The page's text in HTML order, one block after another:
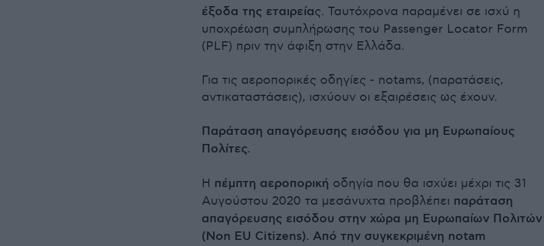
έξοδα της εταιρείας. Ταυτόχρονα παραμένει σε ισχύ η
υποχρέωση συμπλήρωσης του Passenger Locator Form
(PLF) πριν την άφιξη στην Ελλάδα.
Για τις αεροπορικές οδηγίες - notams, (παρατάσεις,
αντικαταστάσεις), ισχύουν οι εξαιρέσεις ως έχουν.
Παράταση απαγόρευσης εισόδου για μη Ευρωπαίους
Πολίτες.
Η πέμπτη αεροπορική οδηγία που θα ισχύει μέχρι τις 31
Αυγούστου 2020 τα μεσάνυχτα προβλέπει παράταση
απαγόρευσης εισόδου στην χώρα μη Ευρωπαίων Πολιτών
(Non EU Citizens). Από την συγκεκριμένη nοtam